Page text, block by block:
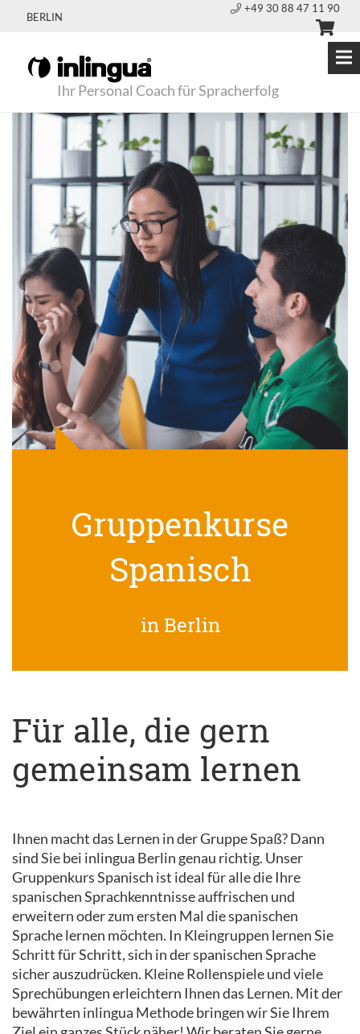
BERLIN
+49 30 88 47 11 90
Ihr Personal Coach für Spracherfolg
Gruppenkurse
Spanisch
in Berlin
Für alle, die gern
gemeinsam lernen
Ihnen macht das Lernen in der Gruppe Spaß? Dann
sind Sie bei inlingua Berlin genau richtig. Unser
Gruppenkurs Spanisch ist ideal für alle die Ihre
spanischen Sprachkenntnisse auffrischen und
erweitern oder zum ersten Mal die spanischen
Sprache lernen möchten. In Kleingruppen lernen Sie
Schritt für Schritt, sich in der spanischen Sprache
sicher auszudrücken. Kleine Rollenspiele und viele
Sprechübungen erleichtern Ihnen das Lernen. Mit der
bewährten inlingua Methode bringen wir Sie Ihrem